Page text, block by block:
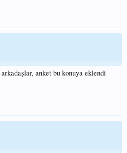
anket bu konuya eklendi